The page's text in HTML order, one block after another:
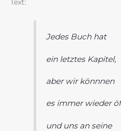
Text:
Jedes Buch hat
ein letztes Kapitel,
aber wir könnnen
es immer wieder
und uns an seine